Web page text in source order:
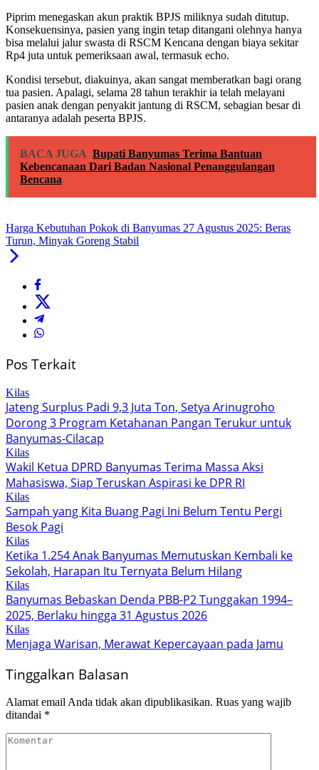
Piprim menegaskan akun praktik BPJS miliknya sudah ditutup.
Konsekuensinya, pasien yang ingin tetap ditangani olehnya hanya
bisa melalui jalur swasta di RSCM Kencana dengan biaya sekitar
Rp4 juta untuk pemeriksaan awal, termasuk echo.
Kondisi tersebut, diakuinya, akan sangat memberatkan bagi orang
tua pasien. Apalagi, selama 28 tahun terakhir ia telah melayani
pasien anak dengan penyakit jantung di RSCM, sebagian besar di
antaranya adalah peserta BPJS.
BACA JUGA Bupati Banyumas Terima Bantuan
Kebencanaan Dari Badan Nasional Penanggulangan
Bencana
Harga Kebutuhan Pokok di Banyumas 27 Agustus 2025: Beras
Turun, Minyak Goreng Stabil
Pos Terkait
Kilas
Jateng Surplus Padi 9,3 Juta Ton, Setya Arinugroho
Dorong 3 Program Ketahanan Pangan Terukur untuk
Banyumas-Cilacap
Kilas
Wakil Ketua DPRD Banyumas Terima Massa Aksi
Mahasiswa, Siap Teruskan Aspirasi ke DPR RI
Kilas
Sampah yang Kita Buang Pagi Ini Belum Tentu Pergi
Besok Pagi
Kilas
Ketika 1.254 Anak Banyumas Memutuskan Kembali ke
Sekolah, Harapan Itu Ternyata Belum Hilang
Kilas
Banyumas Bebaskan Denda PBB-P2 Tunggakan 1994–
2025, Berlaku hingga 31 Agustus 2026
Kilas
Menjaga Warisan, Merawat Kepercayaan pada Jamu
Tinggalkan Balasan
Alamat email Anda tidak akan dipublikasikan. Ruas yang wajib
ditandai *